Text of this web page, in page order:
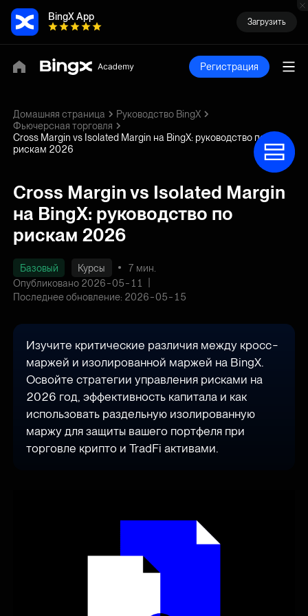
BingX App Загрузить
Регистрация
Домашняя страница
Руководство BingX
Фьючерсная торговля
Cross Margin vs Isolated Margin на BingX: руководство по
рискам 2026
Cross Margin vs Isolated Margin
на BingX: руководство по
рискам 2026
Базовый Курсы
7 мин.
Опубликовано 2026-05-11
Последнее обновление: 2026-05-15
Изучите критические различия между кросс-
маржей и изолированной маржей на BingX.
Освойте стратегии управления рисками на
2026 год, эффективность капитала и как
использовать раздельную изолированную
маржу для защиты вашего портфеля при
торговле крипто и TradFi активами.